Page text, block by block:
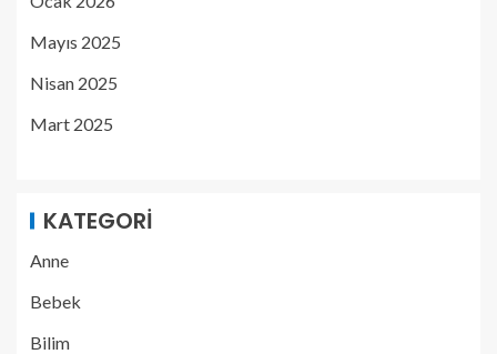
Mayıs 2025
Nisan 2025
Mart 2025
KATEGORI
Anne
Bebek
Bilim